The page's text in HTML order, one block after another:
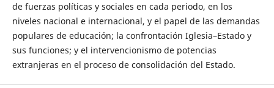
de fuerzas políticas y sociales en cada periodo, en los
niveles nacional e internacional, y el papel de las demandas
populares de educación; la confrontación Iglesia–Estado y
sus funciones; y el intervencionismo de potencias
extranjeras en el proceso de consolidación del Estado.